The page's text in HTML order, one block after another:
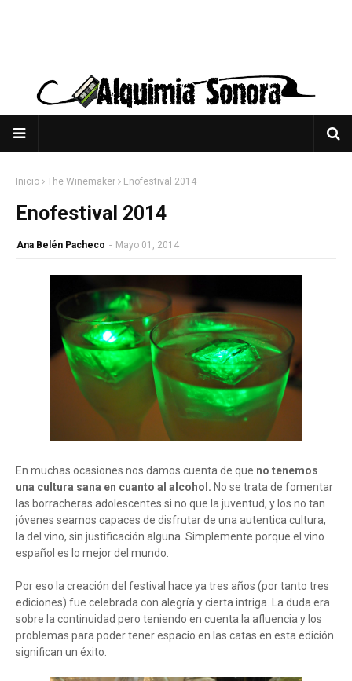
Inicio The Winemaker Enofestival 2014
Enofestival 2014
Ana Belén Pacheco - Mayo 01, 2014
En muchas ocasiones nos damos cuenta de que no tenemos
una cultura sana en cuanto al alcohol. No se trata de fomentar
las borracheras adolescentes si no que la juventud, y los no tan
jóvenes seamos capaces de disfrutar de una autentica cultura,
la del vino, sin justificación alguna. Simplemente porque el vino
español es lo mejor del mundo.
Por eso la creación del festival hace ya tres años (por tanto tres
ediciones) fue celebrada con alegría y cierta intriga. La duda era
sobre la continuidad pero teniendo en cuenta la afluencia y los
problemas para poder tener espacio en las catas en esta edición
significan un éxito.